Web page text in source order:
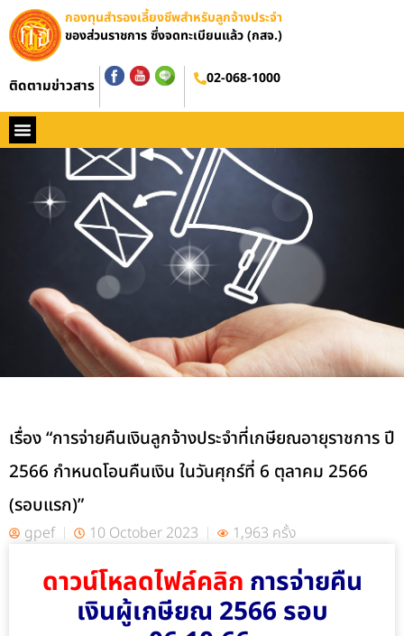
กองทุนสำรองเลี้ยงชีพสำหรับลูกจ้างประจำ
ของส่วนราชการ ซึ่งจดทะเบียนแล้ว (กสจ.)
ติดตามข่าวสาร 02-068-1000
เรื่อง “การจ่ายคืนเงินลูกจ้างประจำที่เกษียณอายุราชการ ปี
2566 กำหนดโอนคืนเงิน ในวันศุกร์ที่ 6 ตุลาคม 2566
(รอบแรก)”
gpef 10 October 2023 1,963 ครั้ง
ดาวน์โหลดไฟล์คลิก การจ่ายคืน
เงินผู้เกษียณ 2566 รอบ